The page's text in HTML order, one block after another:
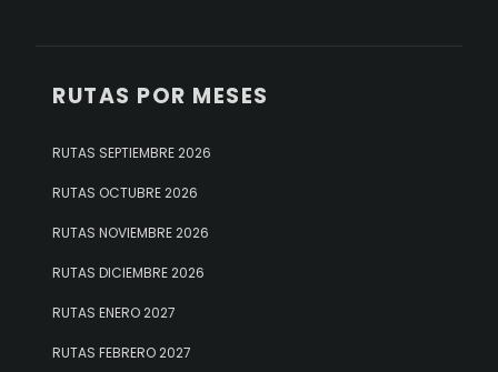
RUTAS POR MESES
RUTAS SEPTIEMBRE 2026
RUTAS OCTUBRE 2026
RUTAS NOVIEMBRE 2026
RUTAS DICIEMBRE 2026
RUTAS ENERO 2027
RUTAS FEBRERO 2027